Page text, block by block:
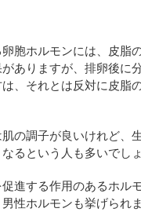
胞ホルモンには、皮脂
ありますが、排卵後に
、それとは反対に皮脂
の調子が良いけれど、
るという人も多いでしょ
進する作用のあるホル
性ホルモンも挙げられま